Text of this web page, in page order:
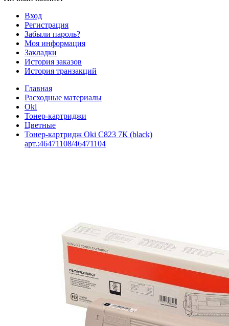
Вход
Регистрация
Забыли пароль?
Моя информация
Закладки
История заказов
История транзакций
Главная
Расходные материалы
Oki
Тонер-картриджи
Цветные
Тонер-картридж Oki C823 7К (black)
арт.:46471108/46471104